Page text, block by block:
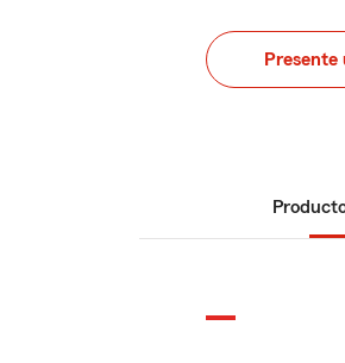
Presente